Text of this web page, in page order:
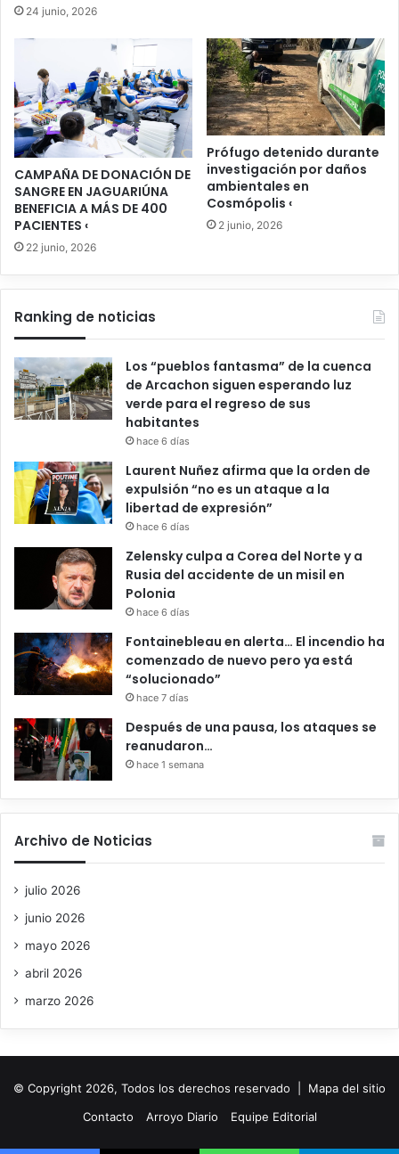
24 junio, 2026
CAMPAÑA DE DONACIÓN DE
SANGRE EN JAGUARIÚNA
BENEFICIA A MÁS DE 400
PACIENTES ‹
22 junio, 2026
Prófugo detenido durante
investigación por daños
ambientales en
Cosmópolis ‹
2 junio, 2026
Ranking de noticias
Los “pueblos fantasma” de la cuenca
de Arcachon siguen esperando luz
verde para el regreso de sus
habitantes
hace 6 días
Laurent Nuñez afirma que la orden de
expulsión “no es un ataque a la
libertad de expresión”
hace 6 días
Zelensky culpa a Corea del Norte y a
Rusia del accidente de un misil en
Polonia
hace 6 días
Fontainebleau en alerta… El incendio ha
comenzado de nuevo pero ya está
“solucionado”
hace 7 días
Después de una pausa, los ataques se
reanudaron…
hace 1 semana
Archivo de Noticias
julio 2026
junio 2026
mayo 2026
abril 2026
marzo 2026
© Copyright 2026, Todos los derechos reservado | Mapa del sitio
Contacto
Arroyo Diario Equipe Editorial